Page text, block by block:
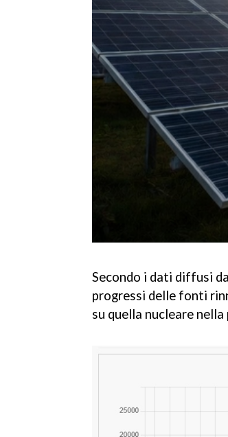
Secondo i dati diffusi da
progressi delle fonti
su quella nucleare
Gmail